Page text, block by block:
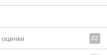
оценки 22